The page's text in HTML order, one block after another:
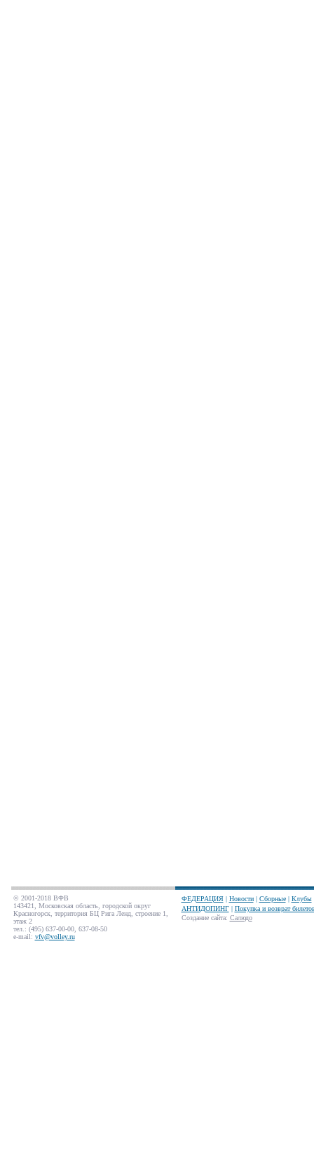
© 2001-2018 ВФВ
143421, Московская область, городской округ
Красногорск, территория БЦ Рига Ленд, строение 1,
этаж 2
тел.: (495) 637-00-00, 637-08-50
e-mail: vfv@volley.ru
ФЕДЕРАЦИЯ| Новости| Сборные| Клубы
АНТИДОПИНГ| Покупка и возврат
Создание сайта: Салюдо